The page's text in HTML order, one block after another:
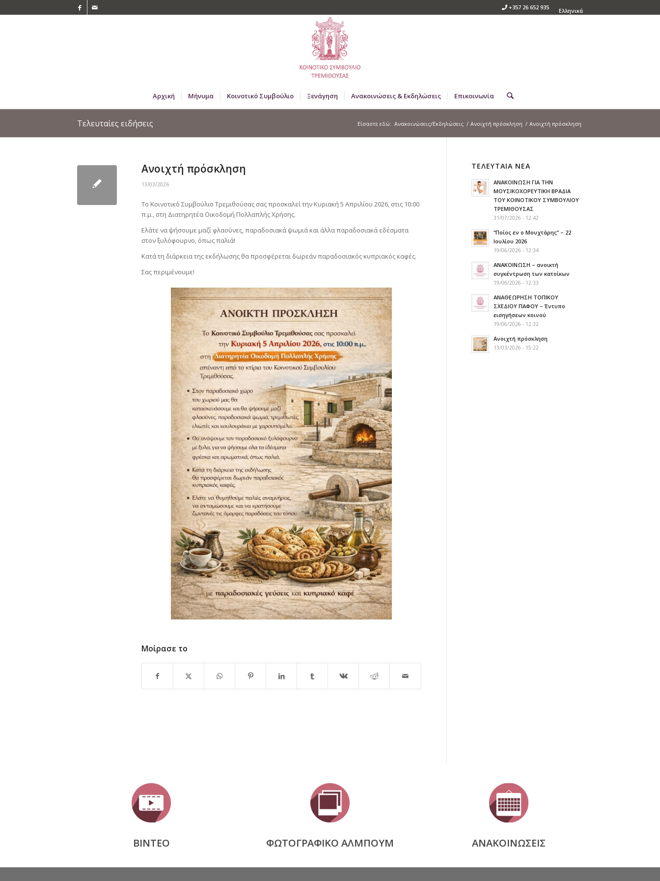
Ελληνικά
+357 26 652 935
Αρχική Μήνυμα Κοινοτικό Συμβούλιο Ξενάγηση Ανακοινώσεις & Εκδηλώσεις Επικοινωνία
Τελευταίες ειδήσεις Είσαστε εδώ: Ανακοινώσεις/Εκδηλώσεις / Ανοιχτή πρόσκληση / Ανοιχτή πρόσκληση
Ανοιχτή πρόσκληση
13/03/2026
Το Κοινοτικό Συμβούλιο Τρεμιθούσας σας προσκαλεί την Κυριακή 5 Απριλίου 2026, στις 10:00
π.μ., στη Διατηρητέα Οικοδομή Πολλαπλής Χρήσης.
Ελάτε να ψήσουμε μαζί φλαούνες, παραδοσιακά ψωμιά και άλλα παραδοσιακά εδέσματα
στον ξυλόφουρνο, όπως παλιά!
Κατά τη διάρκεια της εκδήλωσης θα προσφέρεται δωρεάν παραδοσιακός κυπριακός καφές.
Σας περιμένουμε!
Μοίρασε το
ΤΕΛΕΥΤΑΙΑ ΝΕΑ
ΑΝΑΚΟΙΝΩΣΗ ΓΙΑ ΤΗΝ
ΜΟΥΣΙΚΟΧΟΡΕΥΤΙΚΗ ΒΡΑΔΙΑ
ΤΟΥ ΚΟΙΝΟΤΙΚΟΥ ΣΥΜΒΟΥΛΙΟΥ
ΤΡΕΜΙΘΟΥΣΑΣ
31/07/2026 - 12:42
“Ποίος εν ο Μουχτάρης” – 22
Ιουλίου 2026
19/06/2026 - 12:34
ΑΝΑΚΟΙΝΩΣΗ – ανοικτή
συγκέντρωση των κατοίκων
19/06/2026 - 12:33
ΑΝΑΘΕΩΡΗΣΗ ΤΟΠΙΚΟΥ
ΣΧΕΔΙΟΥ ΠΑΦΟΥ – Έντυπο
εισηγήσεων κοινού
19/06/2026 - 12:32
Ανοιχτή πρόσκληση
13/03/2026 - 15:22
ΒΙΝΤΕΟ ΦΩΤΟΓΡΑΦΙΚΟ ΑΛΜΠΟΥΜ ΑΝΑΚΟΙΝΩΣΕΙΣ